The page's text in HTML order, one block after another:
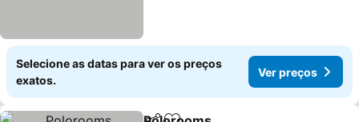
Selecione as datas para ver os preços
exatos.
Ver preços